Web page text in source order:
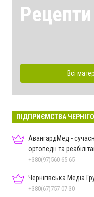
Рецепти
Всі
ПІДПРИЄМСТВА
АвангардМед -
ортопедії та
+380(97)560-65-65
Чернігівська Медіа
+380(67)757-07-30